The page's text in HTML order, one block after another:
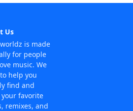
Us
is made
for people
music. We
help you
find and
favorite
remixes, and